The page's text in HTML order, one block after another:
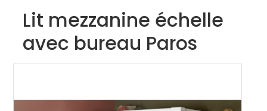
Lit mezzanine échelle
avec bureau Paros